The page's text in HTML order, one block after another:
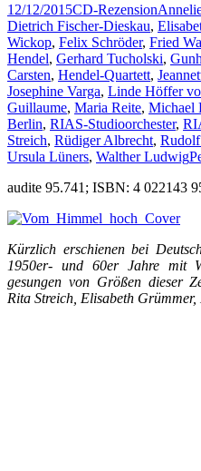
12/12/2015CD-Rezension
Dietrich Fischer-Dieskau,
Wickop, Felix Schröder, Fried
Hendel, Gerhard Tucholski,
Carsten, Hendel-Quartett,
Josephine Varga, Linde Höffer
Guillaume, Maria Reite, Michael
Berlin, RIAS-Studioorchester,
Streich, Rüdiger Albrecht,
Ursula Lüners, Walther Ludwig
audite 95.741; ISBN: 4 022143
Kürzlich erschienen bei
1950er- und 60er Jahre mit
gesungen von Größen dieser
Rita Streich, Elisabeth